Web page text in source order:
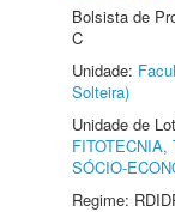
Bolsista de
C
Unidade:
Solteira)
Unidade de
SÓCIO-
Regime: